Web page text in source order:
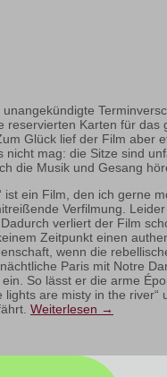
Karten für
Glück lief der Film
mag: die Sitze sind
die Musik und Gesang
ist ein Film, den ich gerne
Verfilmung.
verliert der Film
Zeitpunkt einen
wenn die
Paris mit Notre
So lässt er die arme
are misty in the
Weiterlesen →